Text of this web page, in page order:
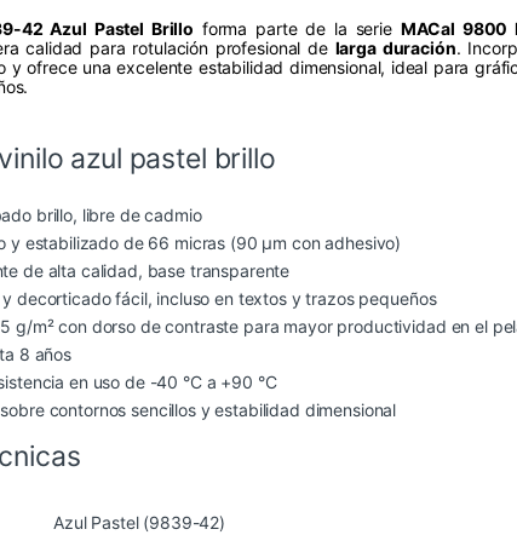
42 Azul Pastel Brillo forma parte de la serie MACal 9800
calidad para rotulación profesional de larga duración.
y ofrece una excelente estabilidad dimensional, ideal para
azul pastel brillo
brillo, libre de cadmio
y estabilizado de 66 micras (90 µm con adhesivo)
de alta calidad, base transparente
decorticado fácil, incluso en textos y trazos pequeños
g/m² con dorso de contraste para mayor productividad en el
8 años
en uso de -40 °C a +90 °C
contornos sencillos y estabilidad dimensional
Azul Pastel (9839-42)